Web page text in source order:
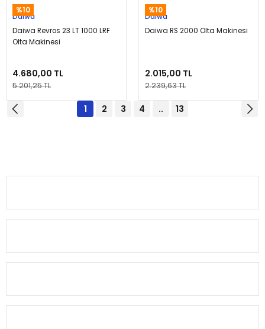
%10
Daiwa
Daiwa Revros 23 LT 1000 LRF
Olta Makinesi
4.680,00 TL
5.201,25 TL
%10
Daiwa
Daiwa RS 2000 Olta Makinesi
2.015,00 TL
2.239,63 TL
1 2 3 4 .. 13